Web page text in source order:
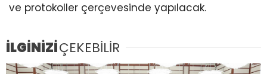
ve protokoller çerçevesinde yapılacak.
İLGİNİZİÇEKEBİLİR